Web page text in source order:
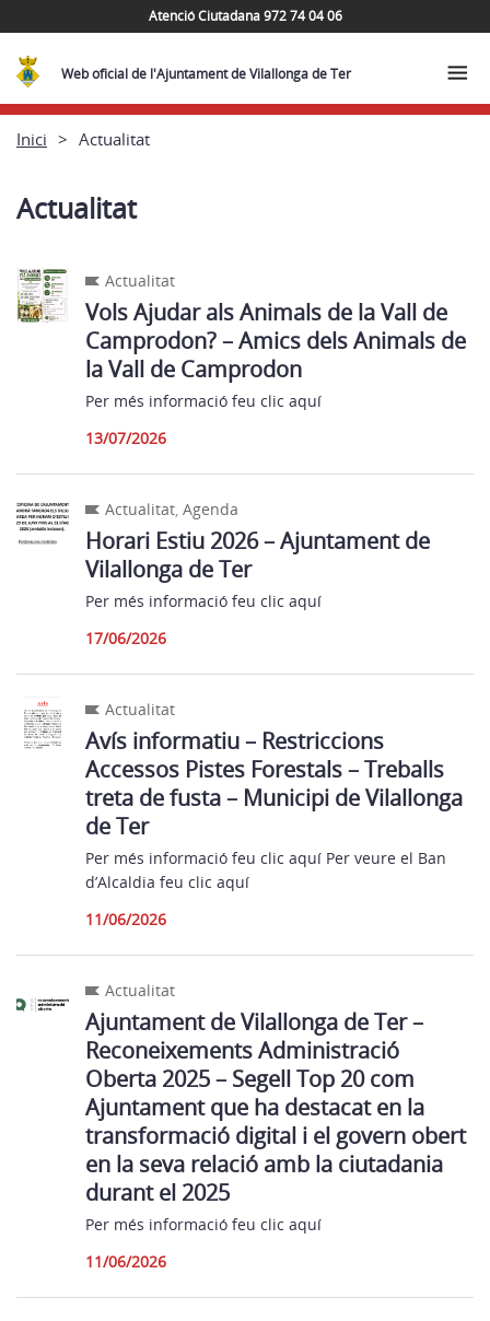
Atenció Ciutadana 972 74 04 06
Web oficial de l'Ajuntament de Vilallonga de Ter
Inici Actualitat
Actualitat
Actualitat
Vols Ajudar als Animals de la Vall de
Camprodon? – Amics dels Animals de
la Vall de Camprodon
Per més informació feu clic aquí
13/07/2026
Actualitat,Agenda
Horari Estiu 2026 – Ajuntament de
Vilallonga de Ter
Per més informació feu clic aquí
17/06/2026
Actualitat
Avís informatiu – Restriccions
Accessos Pistes Forestals – Treballs
treta de fusta – Municipi de Vilallonga
de Ter
Per més informació feu clic aquí Per veure el Ban
d’Alcaldia feu clic aquí
11/06/2026
Actualitat
Ajuntament de Vilallonga de Ter –
Reconeixements Administració
Oberta 2025 – Segell Top 20 com
Ajuntament que ha destacat en la
transformació digital i el govern obert
en la seva relació amb la ciutadania
durant el 2025
Per més informació feu clic aquí
11/06/2026